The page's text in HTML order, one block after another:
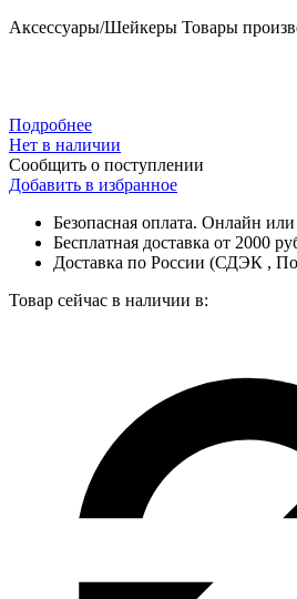
Аксессуары/Шейкеры Товары
Подробнее
Нет в наличии
Сообщить о поступлении
Добавить в избранное
Безопасная оплата. Онлайн
Бесплатная доставка от 2000
Доставка по России (СДЭК ,
Товар сейчас в наличии в: